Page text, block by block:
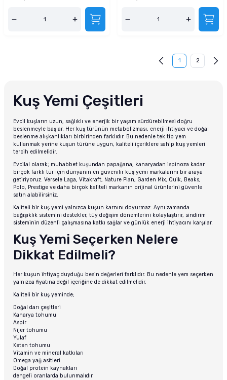
1 2
Kuş Yemi Çeşitleri
Evcil kuşların uzun, sağlıklı ve enerjik bir yaşam sürdürebilmesi doğru
beslenmeyle başlar. Her kuş türünün metabolizması, enerji ihtiyacı ve doğal
beslenme alışkanlıkları birbirinden farklıdır. Bu nedenle tek tip yem
kullanmak yerine kuşun türüne uygun, kaliteli içeriklere sahip kuş yemleri
tercih edilmelidir.
Evcilal olarak; muhabbet kuşundan papağana, kanaryadan ispinoza kadar
birçok farklı tür için dünyanın en güvenilir kuş yemi markalarını bir araya
getiriyoruz. Versele Laga, Vitakraft, Nature Plan, Garden Mix, Quik, Beaks,
Polo, Prestige ve daha birçok kaliteli markanın orijinal ürünlerini güvenle
satın alabilirsiniz.
Kaliteli bir kuş yemi yalnızca kuşun karnını doyurmaz. Aynı zamanda
bağışıklık sistemini destekler, tüy değişim dönemlerini kolaylaştırır, sindirim
sisteminin düzenli çalışmasına katkı sağlar ve günlük enerji ihtiyacını karşılar.
Kuş Yemi Seçerken Nelere
Dikkat Edilmeli?
Her kuşun ihtiyaç duyduğu besin değerleri farklıdır. Bu nedenle yem seçerken
yalnızca fiyatına değil içeriğine de dikkat edilmelidir.
Kaliteli bir kuş yeminde;
Doğal darı çeşitleri
Kanarya tohumu
Aspir
Nijer tohumu
Yulaf
Keten tohumu
Vitamin ve mineral katkıları
Omega yağ asitleri
Doğal protein kaynakları
dengeli oranlarda bulunmalıdır.